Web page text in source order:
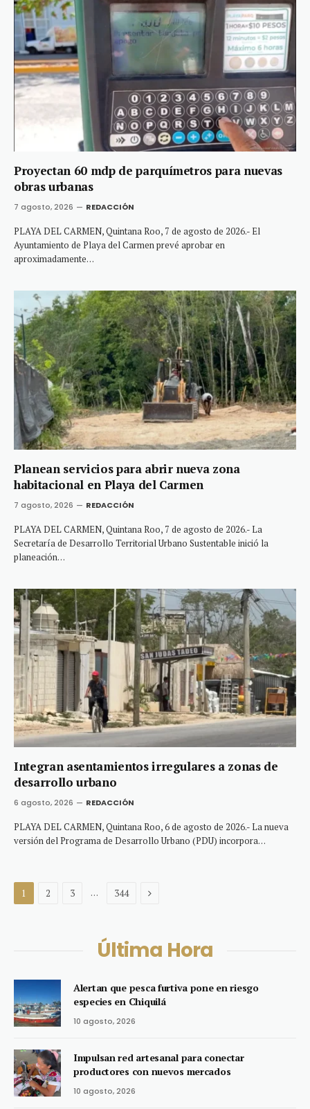
Proyectan 60 mdp de parquímetros para nuevas
obras urbanas
7 agosto, 2026 REDACCIÓN
PLAYA DEL CARMEN, Quintana Roo, 7 de agosto de 2026.- El
Ayuntamiento de Playa del Carmen prevé aprobar en
aproximadamente…
Planean servicios para abrir nueva zona
habitacional en Playa del Carmen
7 agosto, 2026 REDACCIÓN
PLAYA DEL CARMEN, Quintana Roo, 7 de agosto de 2026.- La
Secretaría de Desarrollo Territorial Urbano Sustentable inició la
planeación…
Integran asentamientos irregulares a zonas de
desarrollo urbano
6 agosto, 2026 REDACCIÓN
PLAYA DEL CARMEN, Quintana Roo, 6 de agosto de 2026.- La nueva
versión del Programa de Desarrollo Urbano (PDU) incorpora…
1 2 3 … 344 Next
Última Hora
Alertan que pesca furtiva pone en riesgo
especies en Chiquilá
10 agosto, 2026
Impulsan red artesanal para conectar
productores con nuevos mercados
10 agosto, 2026